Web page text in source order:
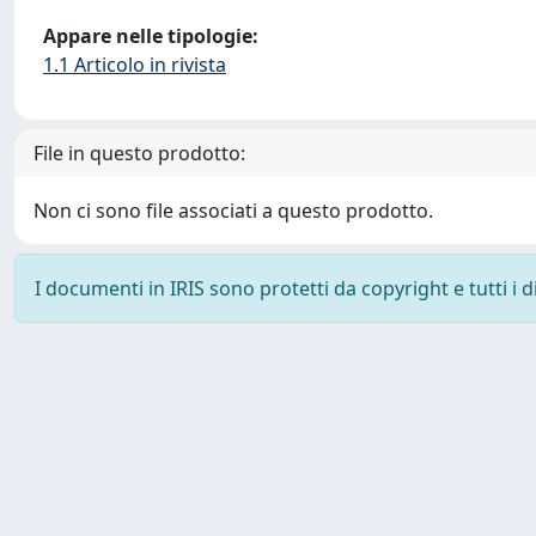
Appare nelle tipologie:
1.1 Articolo in rivista
File in questo prodotto:
Non ci sono file associati a questo prodotto.
I documenti in IRIS sono protetti da copyright e tutti i